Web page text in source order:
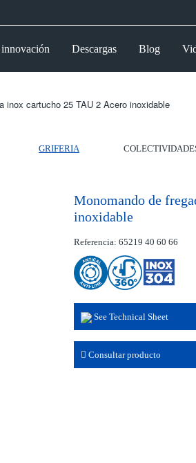
Descargas Blog
inox cartucho 25 TAU 2 Acero inoxidable
GRIFERIA
Monomando de
inoxidable
Referencia: 65219 40 60 66
See Technical Sheet
Consultar producto